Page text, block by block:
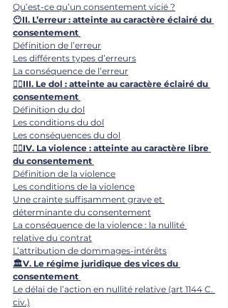
Qu’est-ce qu’un consentement vicié ?
😶II. L’erreur : atteinte au caractère éclairé du
consentement
Définition de l’erreur
Les différents types d’erreurs
La conséquence de l’erreur
🙅‍♀️III. Le dol : atteinte au caractère éclairé du
consentement
Définition du dol
Les conditions du dol
Les conséquences du dol
🤼‍♂️IV. La violence : atteinte au caractère libre
du consentement
Définition de la violence
Les conditions de la violence
Une crainte suffisamment grave et
déterminante du consentement
La conséquence de la violence : la nullité
relative du contrat
L’attribution de dommages-intérêts
🏛️V. Le régime juridique des vices du
consentement
Le délai de l’action en nullité relative (art 1144 C.
civ.)